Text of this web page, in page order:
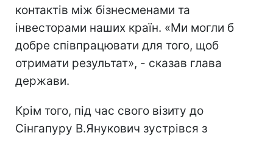
контактів між бізнесменами та
інвесторами наших країн. «Ми могли б
добре співпрацювати для того, щоб
отримати результат», - сказав глава
держави.
Крім того, під час свого візиту до
Сінгапуру В.Янукович зустрівся з